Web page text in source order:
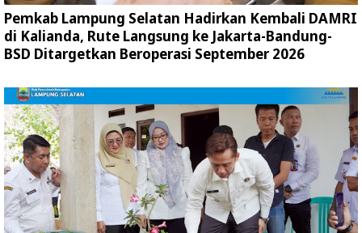
Pemkab Lampung Selatan Hadirkan Kembali DAMRI
di Kalianda, Rute Langsung ke Jakarta-Bandung-
BSD Ditargetkan Beroperasi September 2026